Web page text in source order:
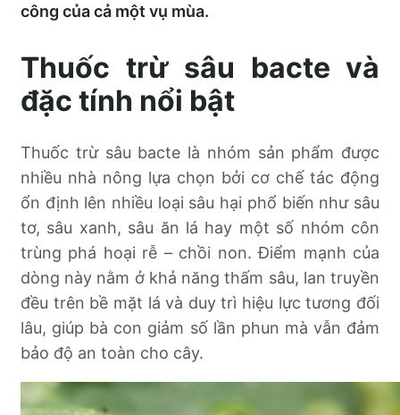
công của cả một vụ mùa.
Thuốc trừ sâu bacte và
đặc tính nổi bật
Thuốc trừ sâu bacte là nhóm sản phẩm được
nhiều nhà nông lựa chọn bởi cơ chế tác động
ổn định lên nhiều loại sâu hại phổ biến như sâu
tơ, sâu xanh, sâu ăn lá hay một số nhóm côn
trùng phá hoại rễ – chồi non. Điểm mạnh của
dòng này nằm ở khả năng thấm sâu, lan truyền
đều trên bề mặt lá và duy trì hiệu lực tương đối
lâu, giúp bà con giảm số lần phun mà vẫn đảm
bảo độ an toàn cho cây.